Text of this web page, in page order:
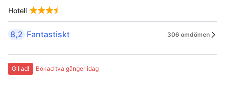
Hotell
8,2 Fantastiskt 306 omdömen
Gillad! Bokad två gånger idag